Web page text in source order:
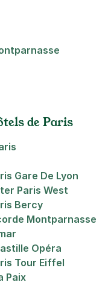
de Paris
Gare De Lyon
Paris West
Bercy
Montparnasse
Opéra
Tour Eiffel
Paix